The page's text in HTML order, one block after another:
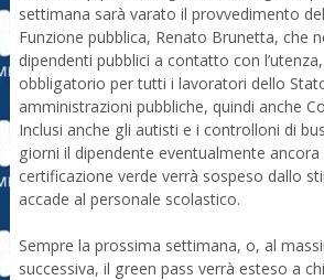
settimana sarà varato il provvedimento
Funzione pubblica, Renato Brunetta, che
dipendenti pubblici a contatto con
obbligatorio per tutti i lavoratori dello
amministrazioni pubbliche, quindi anche
Inclusi anche gli autisti e i controlloni di
giorni il dipendente eventualmente ancora
certificazione verde verrà sospeso dallo
accade al personale scolastico.
Sempre la prossima settimana, o, al
successiva, il green pass verrà esteso a